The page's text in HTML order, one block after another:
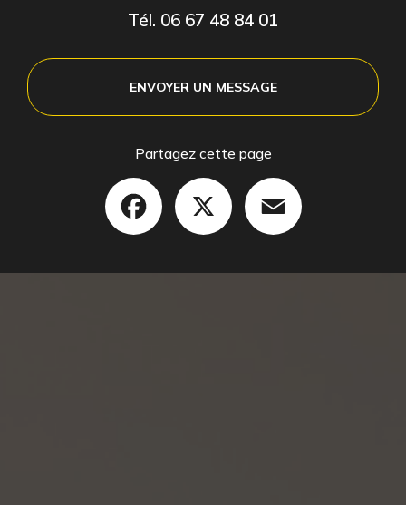
Tél. 06 67 48 84 01
ENVOYER UN MESSAGE
Partagez cette page
Facebook